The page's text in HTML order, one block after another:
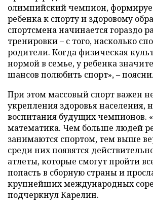
олимпийский чемпион,
ребенка к спорту и здоровому
спортсмена начинается гораздо
тренировки – с того, насколько
родители. Когда физическая
нормой в семье, у ребенка
шансов полюбить спорт», –
При этом массовый спорт важен
укрепления здоровья населения,
воспитания будущих чемпионов.
математика. Чем больше людей
занимаются спортом, тем выше
среди них появятся
атлеты, которые смогут пройти
попасть в сборную страны и
крупнейших международных
подчеркнул Карелин.